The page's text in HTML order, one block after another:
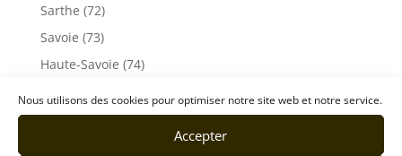
Nous utilisons des cookies pour optimiser notre site web et notre service.
Accepter
Sarthe (72)
Savoie (73)
Haute-Savoie (74)
Seine-Maritime (76)